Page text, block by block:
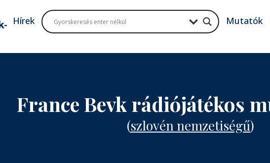
Hírek Mutatók
France Bevk rádiójátékos
(szlovén nemzetiségű)